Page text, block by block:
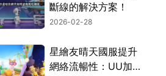
斷線的解決方案！
2026-02-28
星繪友晴天國服提升
網絡流暢性：UU加